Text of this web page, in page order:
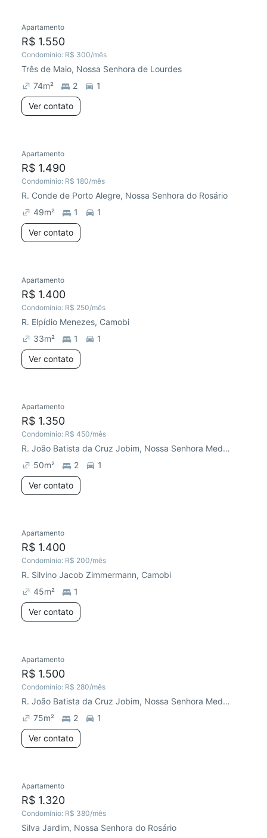
Apartamento
R$ 1.550
Condomínio: R$ 300/mês
Três de Maio, Nossa Senhora de Lourdes
74m² 2
1
Ver contato
Apartamento
R$ 1.490
Condomínio: R$ 180/mês
R. Conde de Porto Alegre, Nossa Senhora do Rosário
49m² 1
1
Ver contato
Apartamento
R$ 1.400
Condomínio: R$ 250/mês
R. Elpídio Menezes, Camobi
33m² 1
1
Ver contato
Apartamento
R$ 1.350
Condomínio: R$ 450/mês
R. João Batista da Cruz Jobim, Nossa Senhora Medianeira
50m² 2
1
Ver contato
Apartamento
R$ 1.400
Condomínio: R$ 200/mês
R. Silvino Jacob Zimmermann, Camobi
45m²
1
Ver contato
Apartamento
R$ 1.500
Condomínio: R$ 280/mês
R. João Batista da Cruz Jobim, Nossa Senhora Medianeira
75m² 2
1
Ver contato
Apartamento
R$ 1.320
Condomínio: R$ 380/mês
Silva Jardim, Nossa Senhora do Rosário